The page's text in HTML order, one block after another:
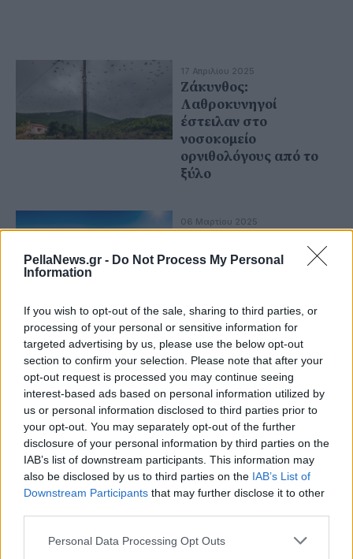
PellaNews.gr - Do Not Process My Personal
Information
If you wish to opt-out of the sale, sharing to third parties, or
processing of your personal or sensitive information for
targeted advertising by us, please use the below opt-out
section to confirm your selection. Please note that after your
opt-out request is processed you may continue seeing
interest-based ads based on personal information utilized by
us or personal information disclosed to third parties prior to
your opt-out. You may separately opt-out of the further
disclosure of your personal information by third parties on the
IAB’s list of downstream participants. This information may
also be disclosed by us to third parties on the IAB’s List of
Downstream Participants that may further disclose it to other
Personal Data Processing Opt Outs
17 Απριλίου 2025
Ζάκυνθος:
Λαθροκυνηγοί
έστειλαν στο
νοσοκομείο
ορνιθολόγους από το
ξύλο
06 Μαρτίου 2025
μύτη της πολιτείας
έχτιζαν εντός του
Πάρκου